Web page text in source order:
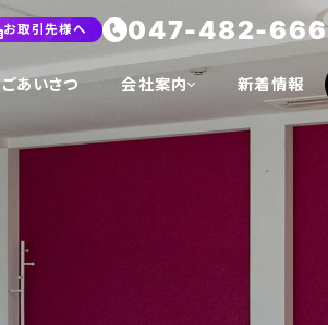
お取引先様へ 047-482-
ごあいさつ 会社案内 新着情報